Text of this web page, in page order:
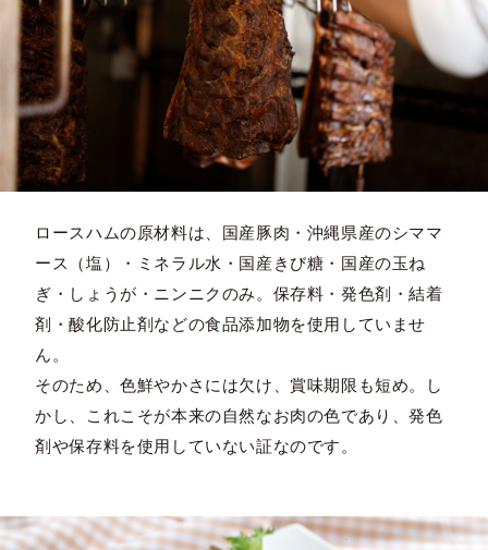
ロースハムの原材料は、国産豚肉・沖縄県産のシママ
ース（塩）・ミネラル水・国産きび糖・国産の玉ね
ぎ・しょうが・ニンニクのみ。保存料・発色剤・結着
剤・酸化防止剤などの食品添加物を使用していませ
ん。
そのため、色鮮やかさには欠け、賞味期限も短め。し
かし、これこそが本来の自然なお肉の色であり、発色
剤や保存料を使用していない証なのです。